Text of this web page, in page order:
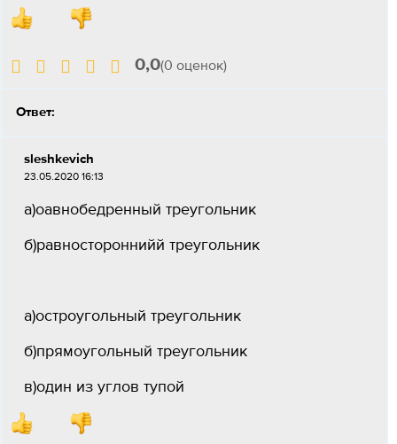
0,0(0 оценок)
Ответ:
sleshkevich
23.05.2020 16:13
а)оавнобедренный треугольник
б)равностороннийй треугольник
а)остроугольный треугольник
б)прямоугольный треугольник
в)один из углов тупой